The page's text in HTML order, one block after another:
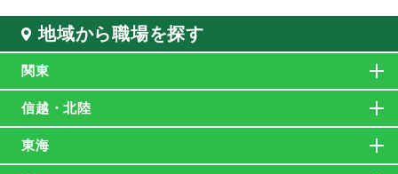
地域から職場を探す
関東
信越・北陸
東海